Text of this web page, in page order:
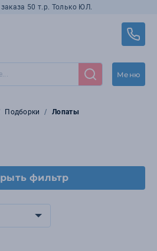
50 т.р. Только ЮЛ.
Меню
Подборки Лопаты
фильтр